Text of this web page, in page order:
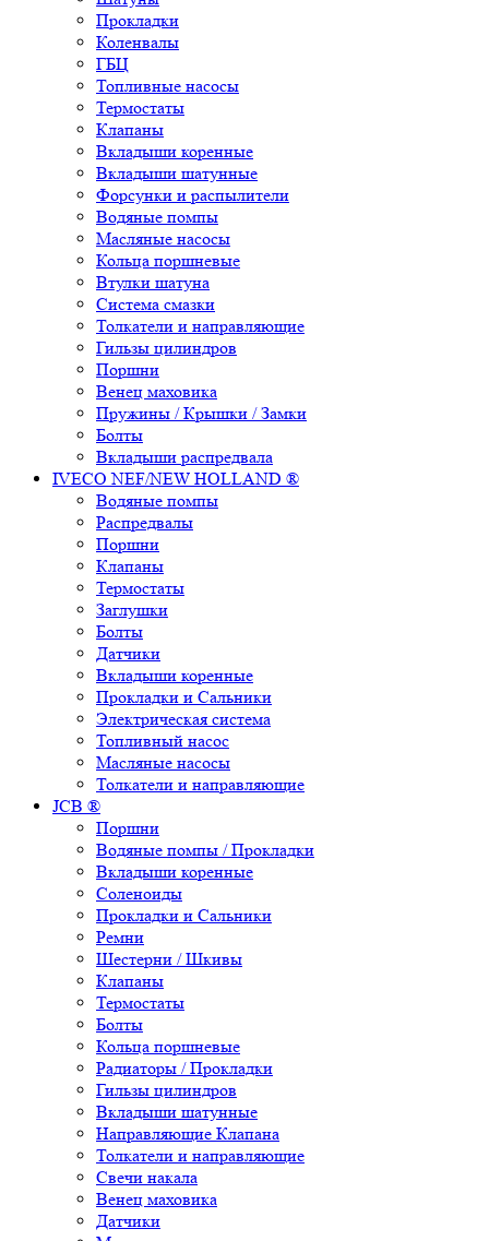
Прокладки
Коленвалы
ГБЦ
Топливные насосы
Термостаты
Клапаны
Вкладыши коренные
Вкладыши шатунные
Форсунки и распылители
Водяные помпы
Масляные насосы
Кольца поршневые
Втулки шатуна
Система смазки
Толкатели и направляющие
Гильзы цилиндров
Поршни
Венец маховика
Пружины / Крышки / Замки
Болты
Вкладыши распредвала
IVECO NEF/NEW HOLLAND ®
Водяные помпы
Распредвалы
Поршни
Клапаны
Термостаты
Заглушки
Болты
Датчики
Вкладыши коренные
Прокладки и Сальники
Электрическая система
Топливный насос
Масляные насосы
Толкатели и направляющие
JCB ®
Поршни
Водяные помпы / Прокладки
Вкладыши коренные
Соленоиды
Прокладки и Сальники
Ремни
Шестерни / Шкивы
Клапаны
Термостаты
Болты
Кольца поршневые
Радиаторы / Прокладки
Гильзы цилиндров
Вкладыши шатунные
Направляющие Клапана
Толкатели и направляющие
Свечи накала
Венец маховика
Датчики